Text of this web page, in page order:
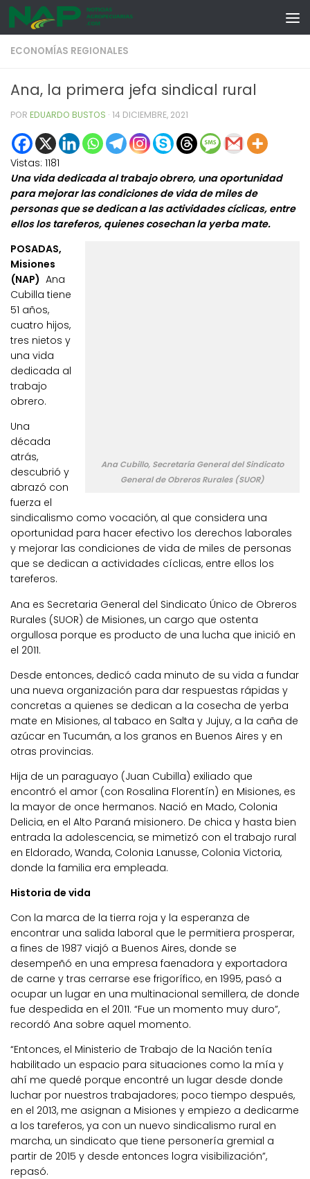
Skip to content
ECONOMÍAS REGIONALES
Ana, la primera jefa sindical rural
POR EDUARDO BUSTOS · 14 DICIEMBRE, 2021
Vistas: 1181
Una vida dedicada al trabajo obrero, una oportunidad
para mejorar las condiciones de vida de miles de
personas que se dedican a las actividades cíclicas, entre
ellos los tareferos, quienes cosechan la yerba mate.
Ana Cubillo, Secretaría General del Sindicato
General de Obreros Rurales (SUOR)
POSADAS,
Misiones
(NAP) Ana
Cubilla tiene
51 años,
cuatro hijos,
tres nietos y
una vida
dedicada al
trabajo
obrero.
Una
década
atrás,
descubrió y
abrazó con
fuerza el
sindicalismo como vocación, al que considera una
oportunidad para hacer efectivo los derechos laborales
y mejorar las condiciones de vida de miles de personas
que se dedican a actividades cíclicas, entre ellos los
tareferos.
Ana es Secretaria General del Sindicato Único de Obreros
Rurales (SUOR) de Misiones, un cargo que ostenta
orgullosa porque es producto de una lucha que inició en
el 2011.
Desde entonces, dedicó cada minuto de su vida a fundar
una nueva organización para dar respuestas rápidas y
concretas a quienes se dedican a la cosecha de yerba
mate en Misiones, al tabaco en Salta y Jujuy, a la caña de
azúcar en Tucumán, a los granos en Buenos Aires y en
otras provincias.
Hija de un paraguayo (Juan Cubilla) exiliado que
encontró el amor (con Rosalina Florentín) en Misiones, es
la mayor de once hermanos. Nació en Mado, Colonia
Delicia, en el Alto Paraná misionero. De chica y hasta bien
entrada la adolescencia, se mimetizó con el trabajo rural
en Eldorado, Wanda, Colonia Lanusse, Colonia Victoria,
donde la familia era empleada.
Historia de vida
Con la marca de la tierra roja y la esperanza de
encontrar una salida laboral que le permitiera prosperar,
a fines de 1987 viajó a Buenos Aires, donde se
desempeñó en una empresa faenadora y exportadora
de carne y tras cerrarse ese frigorífico, en 1995, pasó a
ocupar un lugar en una multinacional semillera, de donde
fue despedida en el 2011. “Fue un momento muy duro”,
recordó Ana sobre aquel momento.
“Entonces, el Ministerio de Trabajo de la Nación tenía
habilitado un espacio para situaciones como la mía y
ahí me quedé porque encontré un lugar desde donde
luchar por nuestros trabajadores; poco tiempo después,
en el 2013, me asignan a Misiones y empiezo a dedicarme
a los tareferos, ya con un nuevo sindicalismo rural en
marcha, un sindicato que tiene personería gremial a
partir de 2015 y desde entonces logra visibilización”,
repasó.